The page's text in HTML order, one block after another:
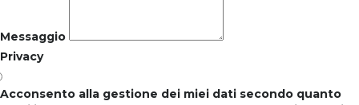
Messaggio
Privacy
Acconsento alla gestione dei miei dati secondo quanto